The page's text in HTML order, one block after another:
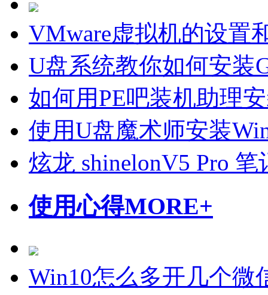
VMware虚拟机的设置
U盘系统教你如何安装
如何用PE吧装机助理
使用U盘魔术师安装
炫龙 shinelonV5 Pro
使用心得MORE+
Win10怎么多开几个微